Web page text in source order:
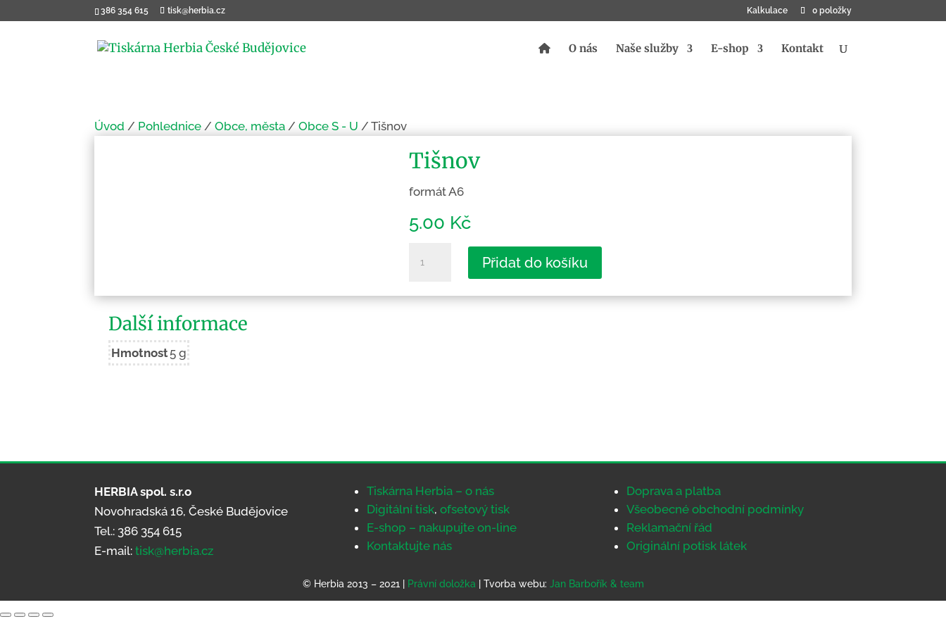
386 354 615 tisk@herbia.cz Kalkulace 0 položky
O nás Naše služby E-shop Kontakt
Úvod / Pohlednice /Obce, města /Obce S - U / Tišnov
Tišnov
formát A6
5.00 Kč
Přidat do košíku
Další informace
Hmotnost5 g
HERBIA spol. s.r.o
Novohradská 16, České Budějovice
Tel.: 386 354 615
E-mail:tisk@herbia.cz
Tiskárna Herbia – o nás
Digitální tisk, ofsetový tisk
E-shop – nakupujte on-line
Kontaktujte nás
Doprava a platba
Všeobecné obchodní podmínky
Reklamační řád
Originální potisk látek
© Herbia 2013 – 2021 | Právní doložka | Tvorba webu: Jan Barbořík & team